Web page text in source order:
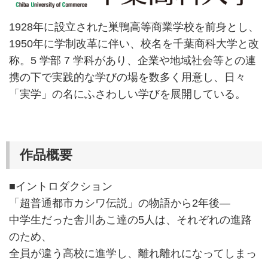
1928年に設立された巣鴨高等商業学校を前身とし、
1950年に学制改革に伴い、校名を千葉商科大学と改
称。5 学部 7 学科があり、企業や地域社会等との連
携の下で実践的な学びの場を数多く用意し、日々
「実学」の名にふさわしい学びを展開している。
作品概要
■イントロダクション
「超普通都市カシワ伝説」の物語から2年後―
中学生だった舎川あこ達の5人は、それぞれの進路
のため、
全員が違う高校に進学し、離れ離れになってしまっ